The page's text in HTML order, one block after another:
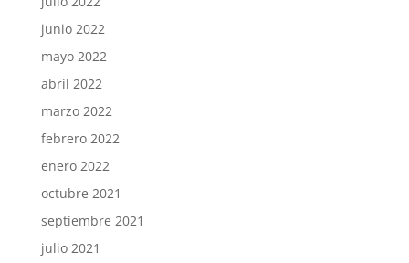
junio 2022
mayo 2022
abril 2022
marzo 2022
febrero 2022
enero 2022
octubre 2021
septiembre 2021
julio 2021